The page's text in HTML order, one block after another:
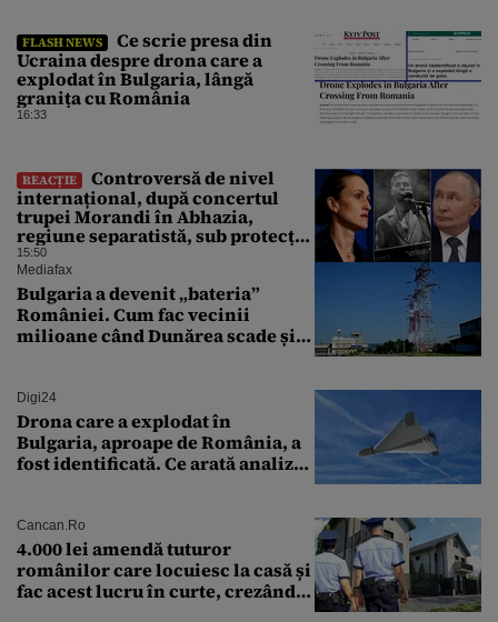
FLASH NEWS
Ce scrie presa din
Ucraina despre drona care a
explodat în Bulgaria, lângă
granița cu România
16:33
REACȚIE
Controversă de nivel
internațional, după concertul
trupei Morandi în Abhazia,
regiune separatistă, sub protecția
Rusiei
15:50
Mediafax
Bulgaria a devenit „bateria”
României. Cum fac vecinii
milioane când Dunărea scade și
Digi24
Drona care a explodat în
Bulgaria, aproape de România, a
fost identificată. Ce arată analiza
Cancan.ro
4.000 lei amendă tuturor
românilor care locuiesc la casă și
fac acest lucru în curte, crezând